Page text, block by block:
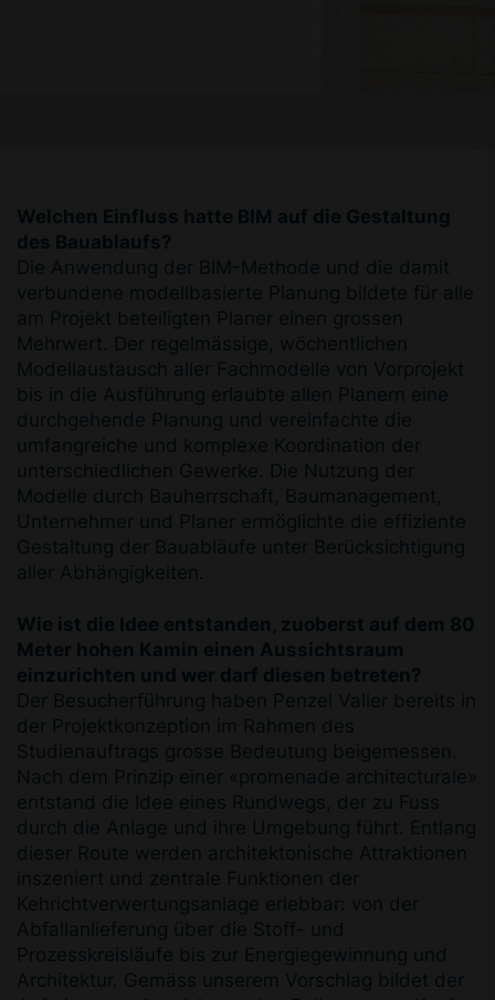
Welchen Einfluss hatte BIM auf die Gestaltung
des Bauablaufs?
Die Anwendung der BIM-Methode und die damit
verbundene modellbasierte Planung bildete für alle
am Projekt beteiligten Planer einen grossen
Mehrwert. Der regelmässige, wöchentlichen
Modellaustausch aller Fachmodelle von Vorprojekt
bis in die Ausführung erlaubte allen Planern eine
durchgehende Planung und vereinfachte die
umfangreiche und komplexe Koordination der
unterschiedlichen Gewerke. Die Nutzung der
Modelle durch Bauherrschaft, Baumanagement,
Unternehmer und Planer ermöglichte die effiziente
Gestaltung der Bauabläufe unter Berücksichtigung
aller Abhängigkeiten.
Wie ist die Idee entstanden, zuoberst auf dem 80
Meter hohen Kamin einen Aussichtsraum
einzurichten und wer darf diesen betreten?
Der Besucherführung haben Penzel Valier bereits in
der Projektkonzeption im Rahmen des
Studienauftrags grosse Bedeutung beigemessen.
Nach dem Prinzip einer «promenade architecturale»
entstand die Idee eines Rundwegs, der zu Fuss
durch die Anlage und ihre Umgebung führt. Entlang
dieser Route werden architektonische Attraktionen
inszeniert und zentrale Funktionen der
Kehrichtverwertungsanlage erlebbar: von der
Abfallanlieferung über die Stoff- und
Prozesskreisläufe bis zur Energiegewinnung und
Architektur. Gemäss unserem Vorschlag bildet der